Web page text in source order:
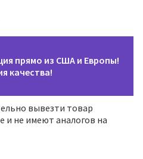
прямо из США и Европы!
качества!
вывезти товар
и не имеют аналогов на